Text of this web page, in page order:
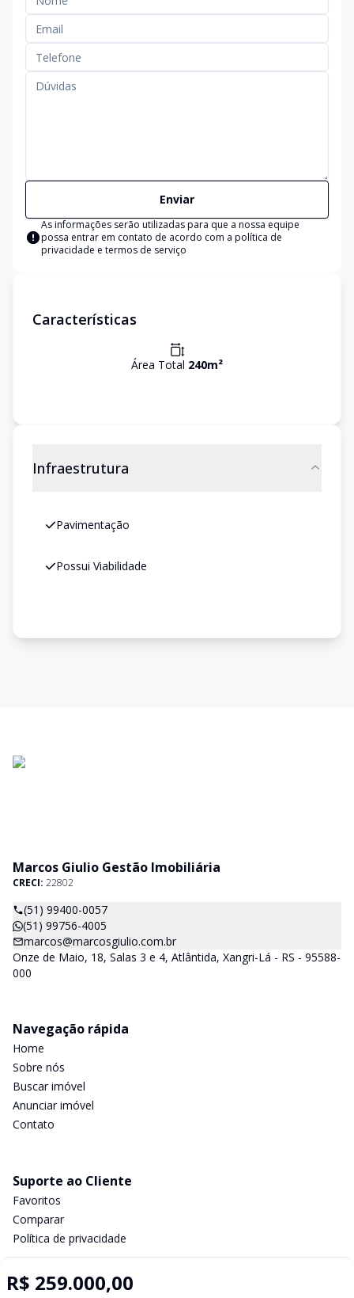
Enviar
As informações serão utilizadas para que a nossa equipe
possa entrar em contato de acordo com a política de
privacidade e termos de serviço
Características
Área Total 240m²
Infraestrutura
Pavimentação
Possui Viabilidade
R$ 259.000,00
Marcos Giulio Gestão Imobiliária
CRECI: 22802
(51) 99400-0057
(51) 99756-4005
marcos@marcosgiulio.com.br
Onze de Maio, 18, Salas 3 e 4, Atlântida, Xangri-Lá - RS - 95588-
000
Navegação rápida
Home
Sobre nós
Buscar imóvel
Anunciar imóvel
Contato
Suporte ao Cliente
Favoritos
Comparar
Política de privacidade